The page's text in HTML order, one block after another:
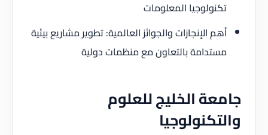
تكنولوجيا المعلومات
أهم الإنجازات والجوائز العالمية: تطوير مشاريع بيئية
مستدامة بالتعاون مع منظمات دولية
جامعة الخليج للعلوم
والتكنولوجيا